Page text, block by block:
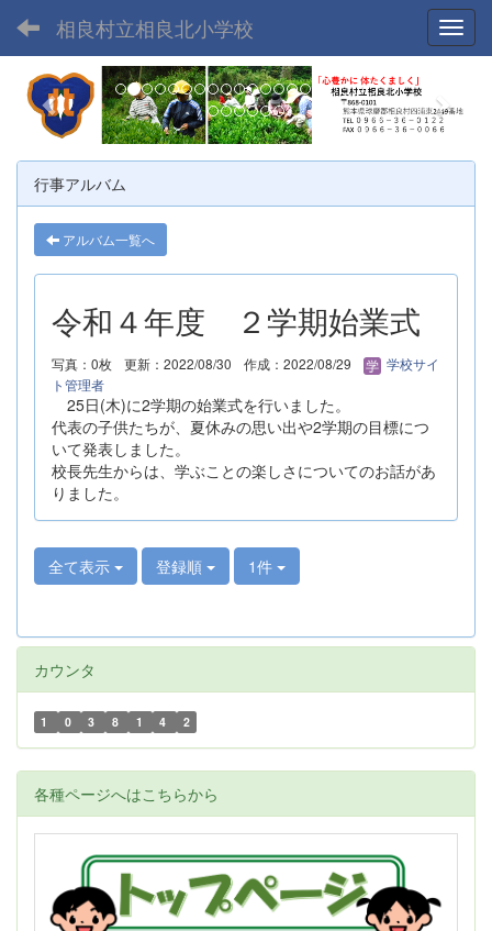
相良村立相良北小学校
p
r
e
v
i
o
u
e
x
t
行事アルバム
アルバム一覧へ
令和４年度 ２学期始業式
写真：0枚 更新：2022/08/30 作成：2022/08/29
学校サイ
ト管理者
25日(木)に2学期の始業式を行いました。
代表の子供たちが、夏休みの思い出や2学期の目標につ
いて発表しました。
校長先生からは、学ぶことの楽しさについてのお話があ
りました。
全て表示 登録順 1件
カウンタ
1 0 3 8 1 4 2
各種ページへはこちらから